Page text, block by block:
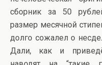
сборник за 50
размер месячной
долго сожалел о
Дали, как и